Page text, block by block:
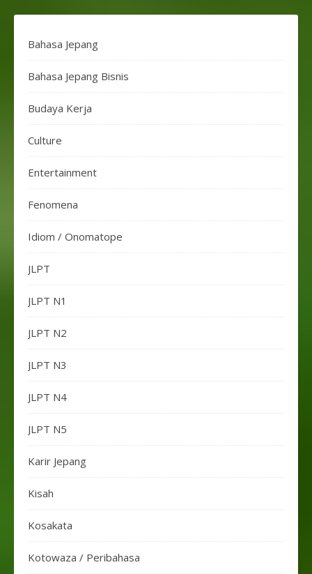
Bahasa Jepang
Bahasa Jepang Bisnis
Budaya Kerja
Culture
Entertainment
Fenomena
Idiom / Onomatope
JLPT
JLPT N1
JLPT N2
JLPT N3
JLPT N4
JLPT N5
Karir Jepang
Kisah
Kosakata
Kotowaza / Peribahasa